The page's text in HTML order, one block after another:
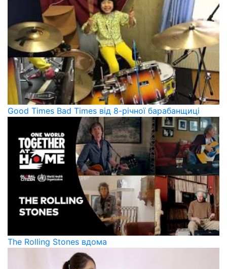
Good Times Bad Times від 8-річної барабанщиці
The Rolling Stones вдома